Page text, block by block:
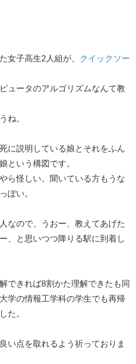
女子高生2人組が、 クイックソー
ュータのアルゴリズムなんて教
ね。
に説明している娘とそれをふん
という構図です。
ら怪しい。聞いている方もうな
ぽい。
なので、うおー、教えてあげた
、と思いつつ降りる駅に到着し
できれば8割かた理解できたも同
学の情報工学科の学生でも再帰
た。
い点を取れるよう祈っておりま